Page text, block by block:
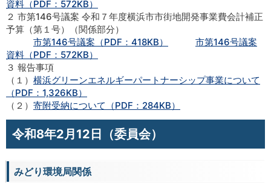
資料（PDF：572KB）
２ 市第146号議案 令和７年度横浜市市街地開発事業費会計補正
予算（第１号）（関係部分）
市第146号議案（PDF：418KB）
市第146号議案
資料（PDF：572KB）
３ 報告事項
（１） 横浜グリーンエネルギーパートナーシップ事業について
（PDF：1,326KB）
（２） 寄附受納について（PDF：284KB）
令和8年2月12日（委員会）
みどり環境局関係